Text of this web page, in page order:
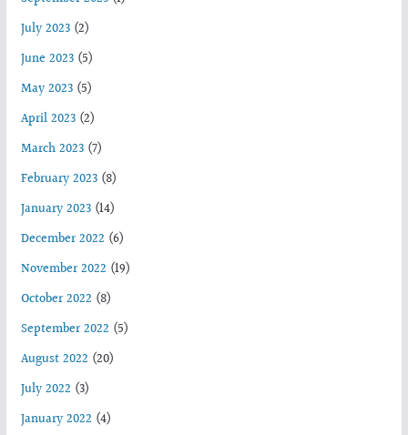
July 2023(2)
June 2023(5)
May 2023(5)
April 2023(2)
March 2023(7)
February 2023(8)
January 2023(14)
December 2022 (6)
November 2022 (19)
October 2022 (8)
September 2022 (5)
August 2022 (20)
July 2022 (3)
January 2022 (4)